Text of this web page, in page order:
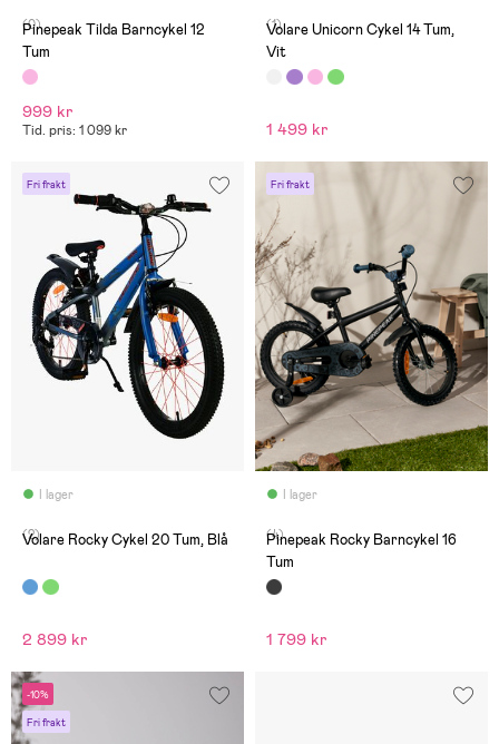
(0)
Pinepeak Tilda Barncykel 12
Tum
999 kr
Tid. pris: 1 099 kr
(1)
Volare Unicorn Cykel 14 Tum,
Vit
1 499 kr
Fri frakt
I lager
(2)
Volare Rocky Cykel 20 Tum, Blå
2 899 kr
Fri frakt
I lager
(4)
Pinepeak Rocky Barncykel 16
Tum
1 799 kr
-10%
Fri frakt